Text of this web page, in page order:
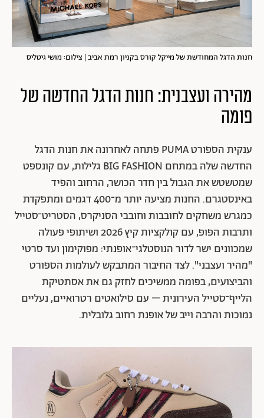
חנות הדגל המחודשת של מייקל קורס בקניון רמת אביב | צילום: מושי גיטליס
מהירה ועצבנית: חנות הדגל החדשה של
פומה
ענקית הספורט PUMA פתחה לאחרונה את חנות הדגל
החדשה שלה במתחם BIG FASHION גלילות, עם קונספט
שמטשטש את הגבול בין חדר הכושר, הרחוב והפיד
באינסטגרם. החנות מציעה יותר מ־400 דגמים ומתפקדת
כמגרש משחקים לחובבות וחובבי הסניקרס, הסטריט־סטייל
ותרבות הפופ, עם קולקציות קיץ 2026 ושיתופי פעולה
שמכוונים ישר לדור הנוסטלגי־אופנתי: מפוקימון ועד סרטי
"מהיר ועצבני". לצד החיבור המתבקש לעולמות הספורט
והביצועים, בפומה ממשיכים לחזק גם את אסתטיקת
הלייף־סטייל העירונית – עם סילואטים רטרואיים, נעליים
נמוכות והרבה וייב של אופנת רחוב גלובלית.